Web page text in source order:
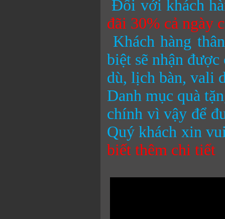
Đối với khách
đãi 30% cả ngày
Khách hàng
biệt sẽ nhận
dù, lịch bàn, vali
Danh mục quà
chính vì vậy để
Quý khách xin
biết thêm chi tiết